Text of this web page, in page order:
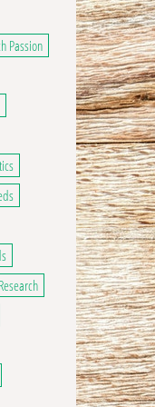
sur la page du
Passion